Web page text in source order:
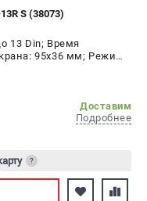
S (38073)
13 Din; Время
95х36 мм; Режим
Доставим
Подробнее
?